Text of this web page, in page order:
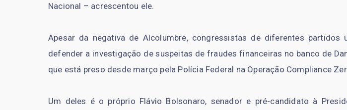
Nacional – acrescentou ele.
Apesar da negativa de Alcolumbre, congressistas de diferentes partidos
defender a investigação de suspeitas de fraudes financeiras no banco de
que está preso desde março pela Polícia Federal na Operação Compliance
Um deles é o próprio Flávio Bolsonaro, senador e pré-candidato à